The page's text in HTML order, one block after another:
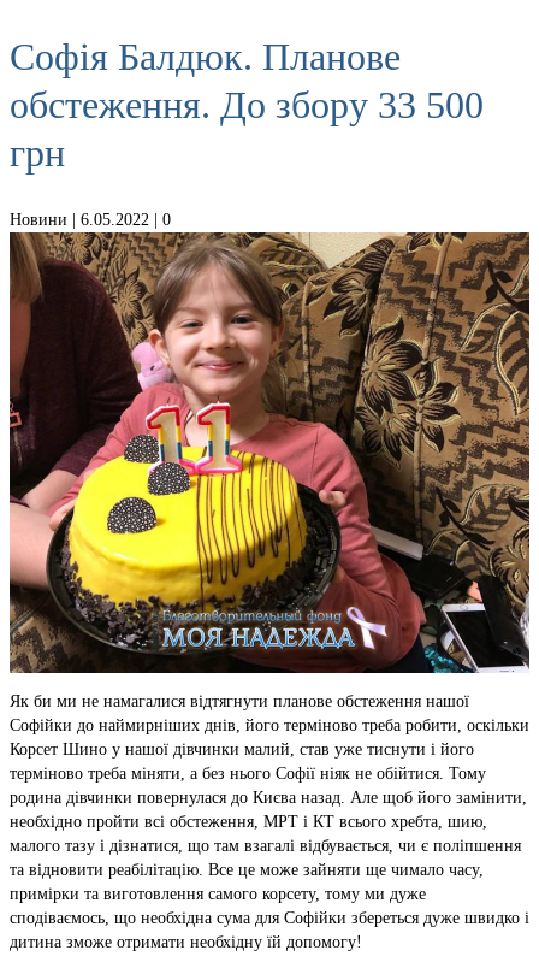
Софія Балдюк. Планове
обстеження. До збору 33 500
грн
Новини | 6.05.2022 | 0
Як би ми не намагалися відтягнути планове обстеження нашої
Софійки до наймирніших днів, його терміново треба робити, оскільки
Корсет Шино у нашої дівчинки малий, став уже тиснути і його
терміново треба міняти, а без нього Софії ніяк не обійтися. Тому
родина дівчинки повернулася до Києва назад. Але щоб його замінити,
необхідно пройти всі обстеження, МРТ і КТ всього хребта, шию,
малого тазу і дізнатися, що там взагалі відбувається, чи є поліпшення
та відновити реабілітацію. Все це може зайняти ще чимало часу,
примірки та виготовлення самого корсету, тому ми дуже
сподіваємось, що необхідна сума для Софійки збереться дуже швидко і
дитина зможе отримати необхідну їй допомогу!